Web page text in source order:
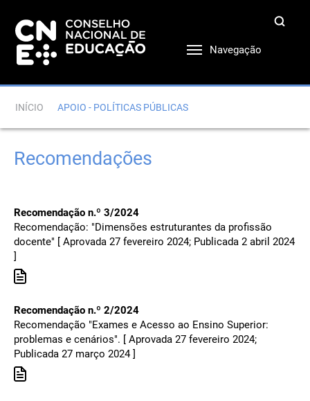
Navegação
INÍCIO APOIO - POLÍTICAS PÚBLICAS
Recomendações
Recomendação n.º 3/2024
Recomendação: "Dimensões estruturantes da profissão
docente" [ Aprovada 27 fevereiro 2024; Publicada 2 abril 2024
]
Recomendação n.º 2/2024
Recomendação "Exames e Acesso ao Ensino Superior:
problemas e cenários". [ Aprovada 27 fevereiro 2024;
Publicada 27 março 2024 ]